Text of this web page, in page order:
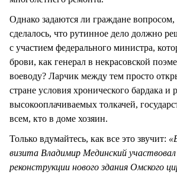
Однако задаются ли граждане вопросом,
сделалось, что рутинное дело должно
с участием федерального министра,
брови, как генерал в некрасовской
воеводу? Ларчик между тем просто
стране условия хронического бардака и
высокооплачиваемых толкачей,
всем, кто в доме хозяин.
Только вдумайтесь, как все это звучит:
визита Владимир Мединский
реконструкции нового здания Омского